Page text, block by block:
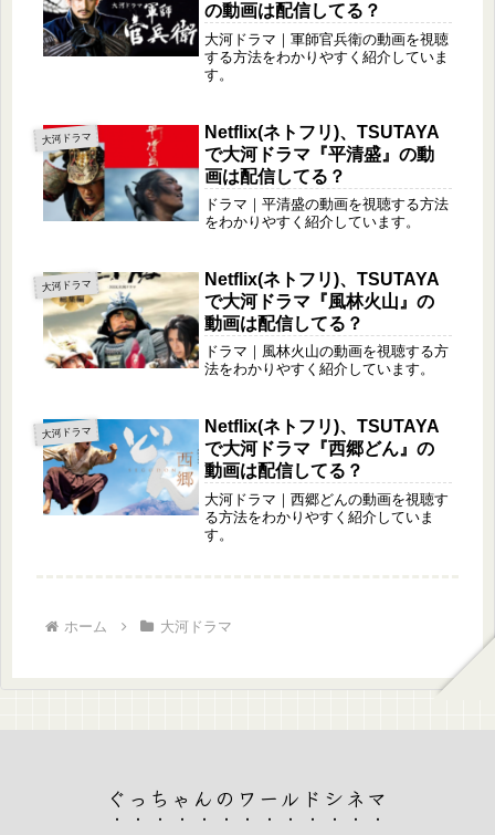
の動画は配信してる？
大河ドラマ｜軍師官兵衛の動画を視聴
する方法をわかりやすく紹介していま
す。
大河ドラマ
Netflix(ネトフリ)、TSUTAYA
で大河ドラマ『平清盛』の動
画は配信してる？
ドラマ｜平清盛の動画を視聴する方法
をわかりやすく紹介しています。
大河ドラマ
Netflix(ネトフリ)、TSUTAYA
で大河ドラマ『風林火山』の
動画は配信してる？
ドラマ｜風林火山の動画を視聴する方
法をわかりやすく紹介しています。
大河ドラマ
Netflix(ネトフリ)、TSUTAYA
で大河ドラマ『西郷どん』の
動画は配信してる？
大河ドラマ｜西郷どんの動画を視聴す
る方法をわかりやすく紹介していま
す。
ホーム 大河ドラマ
ぐっちゃんのワールドシネマ